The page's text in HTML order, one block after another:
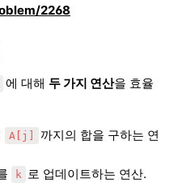
2268
에 대해 두 가지 연산을 효율
A[j]
까지의 합을 구하는 연
k 로 업데이트하는 연산.